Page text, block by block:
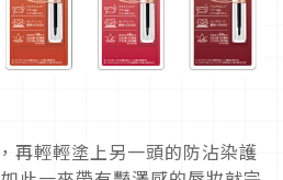
再輕輕塗上另一頭的防沾染護